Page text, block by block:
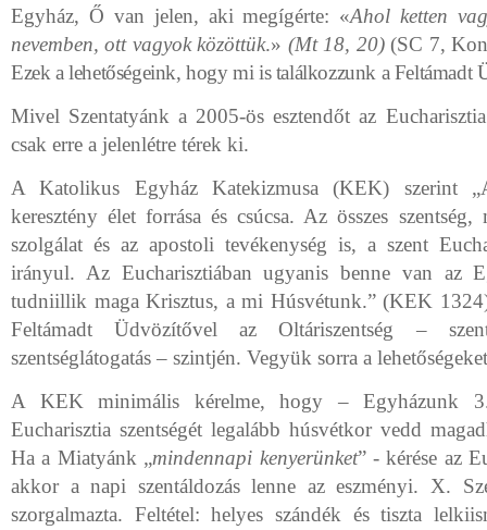
Egyház, Ő van jelen, aki megígérte: «Ahol ketten
nevemben, ott vagyok közöttük.» (Mt 18, 20)(SC 7,
Ezek a lehetőségeink, hogy mi is találkozzunk a Feltámadt
Mivel Szentatyánk a 2005-ös esztendőt az
csak erre a jelenlétre térek ki.
A Katolikus Egyház Katekizmusa (KEK) szerint
keresztény élet forrása és csúcsa. Az összes
szolgálat és az apostoli tevékenység is, a szent
irányul. Az Eucharisztiában ugyanis benne van az
tudniillik maga Krisztus, a mi Húsvétunk.” (KEK
Feltámadt Üdvözítővel az Oltáriszentség –
szentséglátogatás – szintjén. Vegyük sorra a
A KEK minimális kérelme, hogy – Egyházunk
Eucharisztia szentségét legalább húsvétkor vedd
Ha a Miatyánk „mindennapi kenyerünket” - kérése az
akkor a napi szentáldozás lenne az eszményi. X.
szorgalmazta. Feltétel: helyes szándék és tiszta